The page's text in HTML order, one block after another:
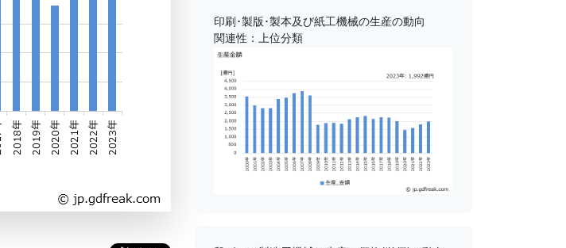
印刷･製版･製本及び紙工機械の生産の動向
関連性：上位分類